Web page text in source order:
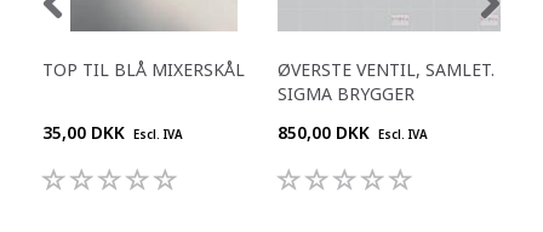
TOP TIL BLÅ MIXERSKÅL
35,00 DKK Escl. IVA
ØVERSTE VENTIL, SAMLET.
SIGMA BRYGGER
850,00 DKK Escl. IVA